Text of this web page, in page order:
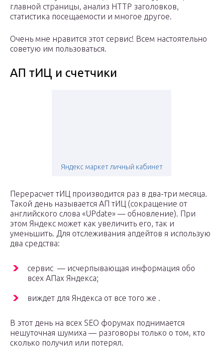
главной страницы, анализ HTTP заголовков,
статистика посещаемости и многое другое.
Очень мне нравится этот сервис! Всем настоятельно
советую им пользоваться.
АП тИЦ и счетчики
Яндекс маркет личный кабинет
Перерасчет тИЦ производится раз в два-три месяца.
Такой день называется АП тИЦ (сокращение от
английского слова «UPdate» — обновление). При
этом Яндекс может как увеличить его, так и
уменьшить. Для отслеживания апдейтов я использую
два средства:
сервис — исчерпывающая информация обо
всех АПах Яндекса;
виждет для Яндекса от все того же .
В этот день на всех SEO форумах поднимается
нешуточная шумиха — разговоры только о том, кто
сколько получил или потерял.